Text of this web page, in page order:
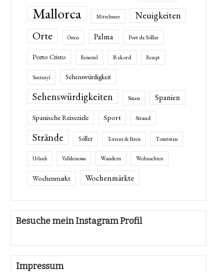
Mallorca Mittelmeer Neuigkeiten
Orte Osten Palma Port de Sóller
Porto Cristo Reiseziel Rekord Rezept
Santanyí Sehenswürdigkeit
Sehenswürdigkeiten Sineu Spanien
Spanische Reiseziele Sport Strand
Strände Sóller Torrent de Pareis Touristen
Urlaub Valldemossa Wandern Weihnachten
Wochenmarkt Wochenmärkte
Besuche mein Instagram Profil
Impressum